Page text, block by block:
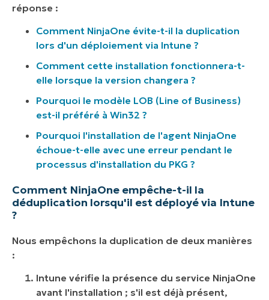
réponse :
Comment NinjaOne évite-t-il la duplication
lors d'un déploiement via Intune ?
Comment cette installation fonctionnera-t-
elle lorsque la version changera ?
Pourquoi le modèle LOB (Line of Business)
est-il préféré à Win32 ?
Pourquoi l'installation de l'agent NinjaOne
échoue-t-elle avec une erreur pendant le
processus d'installation du PKG ?
Comment NinjaOne empêche-t-il la
déduplication lorsqu'il est déployé via Intune
?
Nous empêchons la duplication de deux manières
:
Intune vérifie la présence du service NinjaOne
avant l'installation ; s'il est déjà présent,